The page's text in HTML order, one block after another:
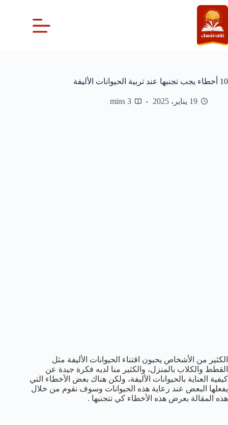
التجاوز
إلى
المحتوى
10 أخطاء يجب تجنبها عند تربية الحيوانات الأليفة
19 يناير، 2025 3 mins
الكثير من الأشخاص يحبون اقتناء الحيوانات الأليفة مثل
القطط والكلاب بالمنزل، والكثير منا لديه فكرة جيدة عن
كيفية العناية بالحيوانات الأليفة، ولكن هناك بعض الأخطاء التي
يفعلها البعض عند رعاية هذه الحيوانات وسوف نقوم من خلال
هذه المقالة بعرض هذه الأخطاء كي تتجنبها .